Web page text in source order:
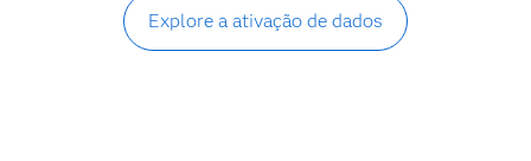
Explore a ativação de dados